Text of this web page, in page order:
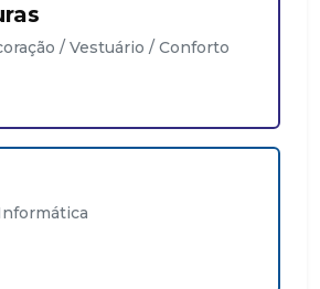
/ Vestuário / Conforto